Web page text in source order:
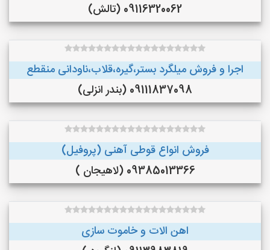
09116320062 (تالش)
اجرا و فروش میلگرد بستر،گیره،قلاب،ناودانی منقطع
09111837098 (بندر انزلی)
فروش انواع قوطی آهنی (پروفیل)
09385013366 (لاهیجان )
اهن الات و خاموت سازی